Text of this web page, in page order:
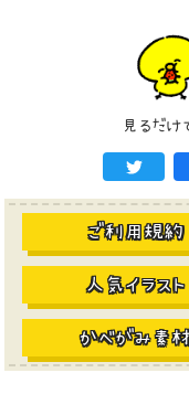
見るだけ
ご利用規約
人気イラスト
かべがみ素